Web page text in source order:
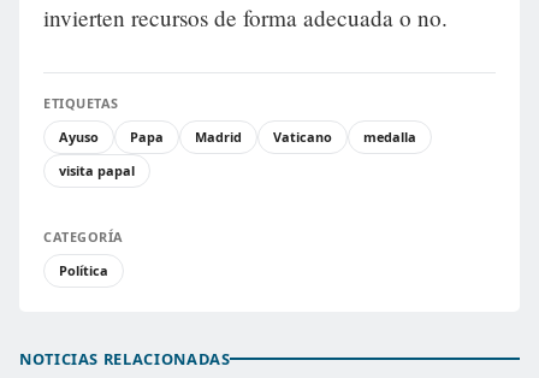
invierten recursos de forma adecuada o no.
ETIQUETAS
Ayuso
Papa Madrid Vaticano
medalla
visita papal
CATEGORÍA
Política
NOTICIAS RELACIONADAS